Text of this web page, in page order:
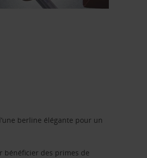
berline élégante pour un
bénéficier des primes de